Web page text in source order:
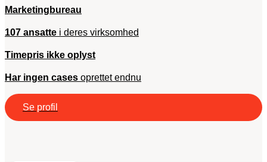
Marketingbureau
107 ansatte i deres virksomhed
Timepris ikke oplyst
Har ingen cases oprettet endnu
Se profil